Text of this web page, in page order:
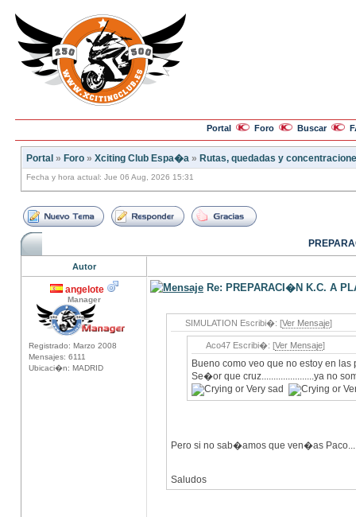
Portal Foro Buscar
Portal » Foro » Xciting Club Espa�a » Rutas, quedadas y
Fecha y hora actual: Jue 06 Aug, 2026 15:31
Autor
angelote
Manager
Registrado: Marzo 2008
Mensajes: 6111
Ubicaci�n: MADRID
Re: PREPARACI�N K.C. A
SIMULATION Escribi�: [Ver Mensaje]
Aco47 Escribi�: [Ver Mensaje]
Bueno como veo que no estoy en
Se�or que cruz......................ya no
Pero si no sab�amos que ven�as
Saludos